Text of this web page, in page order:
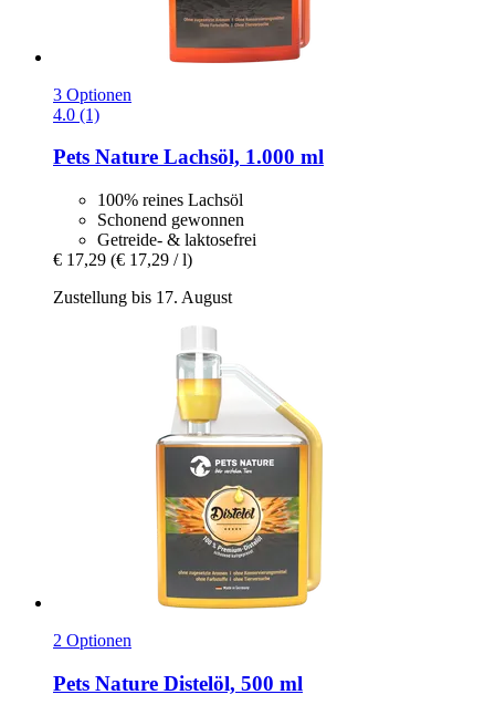
3 Optionen
4.0 (1)
Pets Nature Lachsöl, 1.000 ml
100% reines Lachsöl
Schonend gewonnen
Getreide- & laktosefrei
€ 17,29 (€ 17,29 / l)
Zustellung bis 17. August
2 Optionen
Pets Nature Distelöl, 500 ml